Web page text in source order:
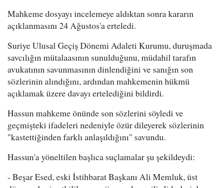
Mahkeme dosyayı incelemeye aldıktan sonra kararın
açıklanmasını 24 Ağustos'a erteledi.
Suriye Ulusal Geçiş Dönemi Adaleti Kurumu, duruşmada
savcılığın mütalaasının sunulduğunu, müdahil tarafın
avukatının savunmasının dinlendiğini ve sanığın son
sözlerinin alındığını, ardından mahkemenin hükmü
açıklamak üzere davayı ertelediğini bildirdi.
Hassun mahkeme önünde son sözlerini söyledi ve
geçmişteki ifadeleri nedeniyle özür dileyerek sözlerinin
"kastettiğinden farklı anlaşıldığını" savundu.
Hassun'a yöneltilen başlıca suçlamalar şu şekildeydi:
- Beşar Esed, eski İstihbarat Başkanı Ali Memluk, üst